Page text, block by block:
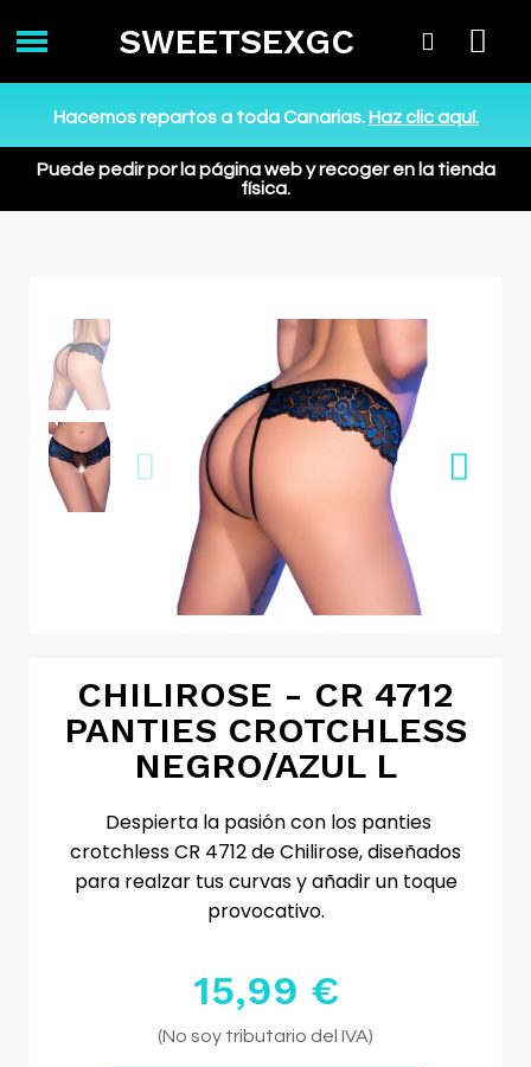
SWEETSEXGC
Hacemos repartos a toda Canarias.Haz clic aquí.
Puede pedir por la página web y recoger en la tienda
física.
CHILIROSE - CR 4712
PANTIES CROTCHLESS
NEGRO/AZUL L
Despierta la pasión con los panties
crotchless CR 4712 de Chilirose, diseñados
para realzar tus curvas y añadir un toque
provocativo.
15,99 €
Impuestos excluidos
(No soy tributario del IVA)